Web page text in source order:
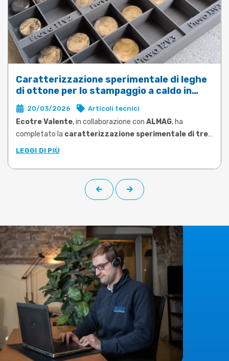
Caratterizzazione sperimentale di leghe
di ottone per lo stampaggio a caldo in
DEFORM
20/03/2026 Articoli tecnici
Ecotre Valente, in collaborazione con ALMAG, ha
completato la caratterizzazione sperimentale di tre
leghe di ottone tra le più utilizzate nello stampaggio
piombo (Pb<0,1%). Le prove, condotte su campioni prelevati
da barra di produzione, hanno permesso di determinare le
proprietà plastiche di ciascuna lega negli intervalli di
Illimite risoltoè quello che molti utilizzatori di software di
simulazione conoscono bene:dati materiali generici,
datati o riferiti a leghe non corrispondenti a quelle
effettivamente lavorate. Una condizione che rende la
simulazione meno affidabile e costringe a compensare con
prove fisiche aggiuntive, più scarti e tempi di messa a punto
dilatati. I nuovi dati sperimentali, che su richiesta possono
essere implementati nella libreria materiali di
DEFORM
colmano questa lacuna, offrendo curve di flusso specifiche
e validate.
LEGGI DI PIÙ